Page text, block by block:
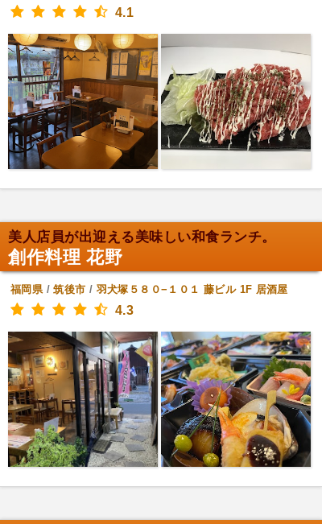
4.1
美人店員が出迎える美味しい和食ランチ。
創作料理 花野
福岡県/筑後市 / 羽犬塚５８０−１０１ 藤ビル 1F 居酒屋
4.3